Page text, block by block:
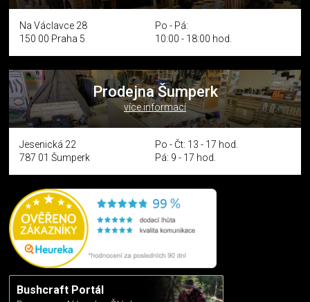
Na Václavce 28
150 00 Praha 5
Po - Pá:
10:00 - 18:00 hod.
Prodejna Šumperk
více informací
Jesenická 22
787 01 Šumperk
Po - Čt: 13 - 17 hod.
Pá: 9 - 17 hod.
Bushcraft Portál